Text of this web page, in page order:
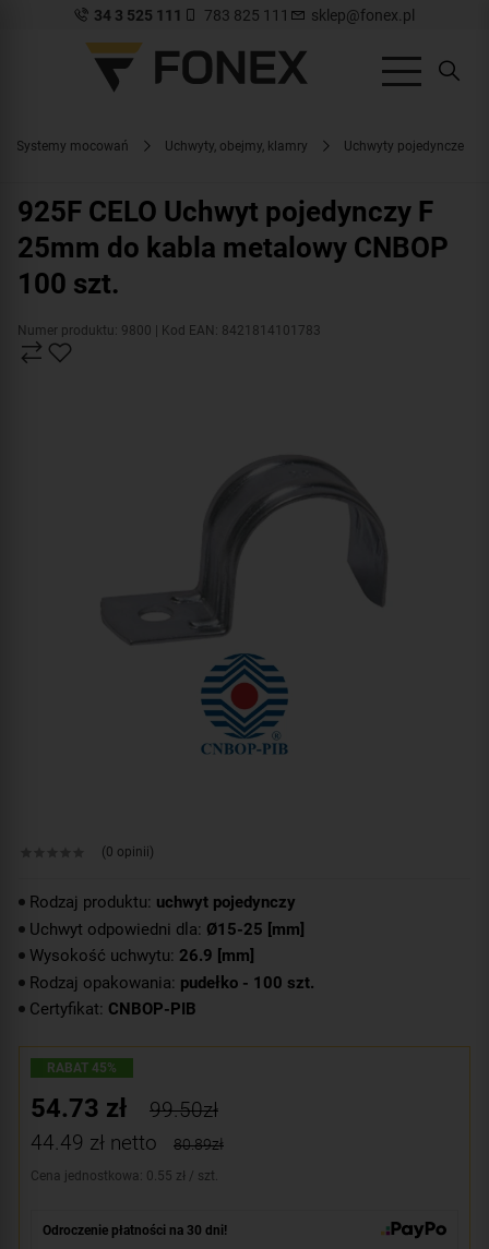
34 3 525 111 783 825 111 sklep@fonex.pl
Systemy mocowań Uchwyty, obejmy, klamry Uchwyty pojedyncze
925F CELO Uchwyt pojedynczy F
25mm do kabla metalowy CNBOP
100 szt.
Numer produktu: 9800 | Kod EAN: 8421814101783
(0 opinii)
Rodzaj produktu: uchwyt pojedynczy
Uchwyt odpowiedni dla: Ø15-25 [mm]
Wysokość uchwytu: 26.9 [mm]
Rodzaj opakowania: pudełko - 100 szt.
Certyfikat: CNBOP-PIB
RABAT 45%
54.73 zł
99.50zł
44.49 zł netto 80.89zł
Cena jednostkowa: 0.55 zł / szt.
Odroczenie płatności na 30 dni!